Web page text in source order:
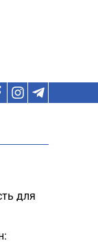
для